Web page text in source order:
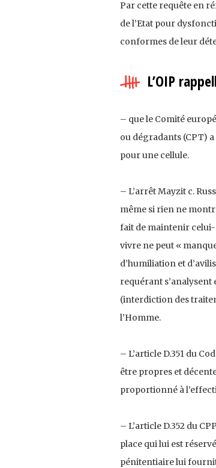
Par cette requête en
de l’Etat pour
conformes de leur
L’OIP
– que le Comité
ou dégradants (CPT)
pour une cellule.
– L’arrêt Mayzit c.
même si rien ne
fait de maintenir celui-
vivre ne peut «
d’humiliation et
requérant s’analysent
(interdiction des
l’Homme.
– L’article D.351 du
être propres et
proportionné à
– L’article D.352 du
place qui lui est
pénitentiaire lui fournit